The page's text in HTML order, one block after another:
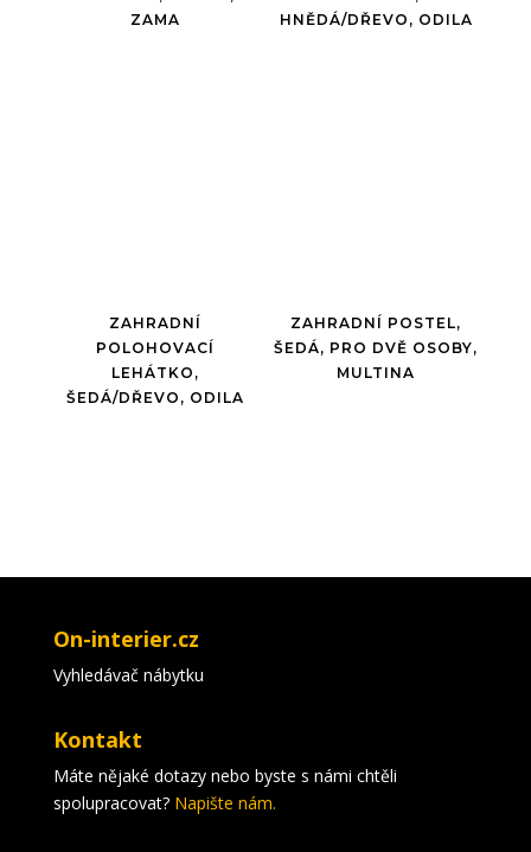
ZAMA
HNĚDÁ/DŘEVO, ODILA
ZAHRADNÍ
POLOHOVACÍ
LEHÁTKO,
ŠEDÁ/DŘEVO, ODILA
ZAHRADNÍ POSTEL,
ŠEDÁ, PRO DVĚ OSOBY,
MULTINA
On-interier.cz
Vyhledávač nábytku
Kontakt
Máte nějaké dotazy nebo byste s námi chtěli
spolupracovat? Napište nám.